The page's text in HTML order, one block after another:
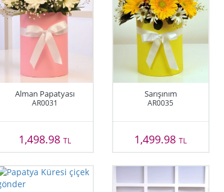
Alman Papatyası
AR0031
1,498.98 TL
Sarışınım
AR0035
1,499.98TL